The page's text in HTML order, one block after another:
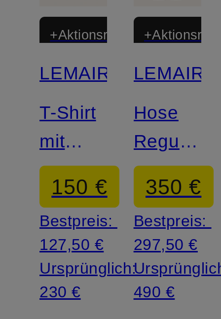
+Aktionsrabatt
LEMAIRE
T-Shirt
mit
Leinen
150 €
Bestpreis:
127,50 €
Ursprünglich:
230 €
LEMAIRE
Hose
Regular
Fit
350 €
Bestpreis:
297,50 €
490 €